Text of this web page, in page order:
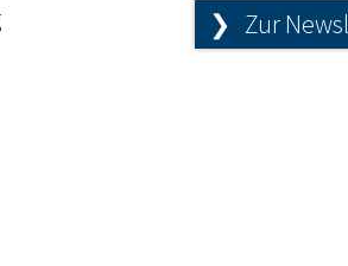
❯ Zur